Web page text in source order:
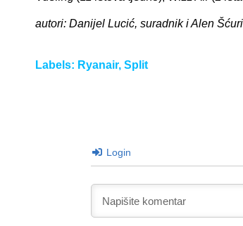
autori: Danijel Lucić, suradnik i Alen
Labels: Ryanair, Split
Login